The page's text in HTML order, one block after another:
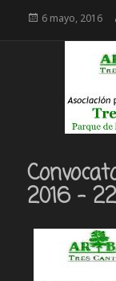
Publicado
6 mayo, 2016
2016 –